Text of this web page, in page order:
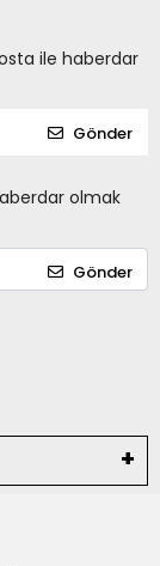
ile haberdar
Gönder
olmak
Gönder